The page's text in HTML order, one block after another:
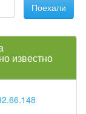
Поехали
известно